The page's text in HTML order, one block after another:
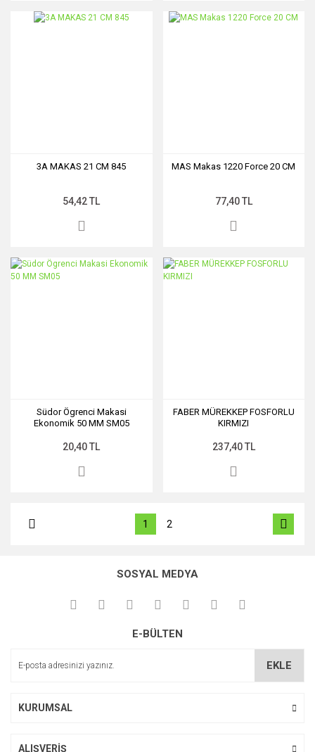
3A MAKAS 21 CM 845
54,42 TL
MAS Makas 1220 Force 20 CM
77,40 TL
Südor Ögrenci Makasi
Ekonomik 50 MM SM05
20,40 TL
FABER MÜREKKEP FOSFORLU
KIRMIZI
237,40 TL
1 2
SOSYAL MEDYA
E-BÜLTEN
EKLE
KURUMSAL
ALIŞVERİŞ